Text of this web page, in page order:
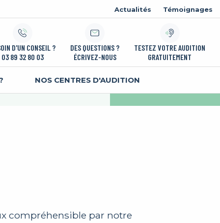
Actualités Témoignages
D'UN CONSEIL ?
03 89 32 80 03
DES QUESTIONS ?
ÉCRIVEZ-NOUS
TESTEZ VOTRE AUDITION
GRATUITEMENT
NOS CENTRES D'AUDITION
compréhensible par notre